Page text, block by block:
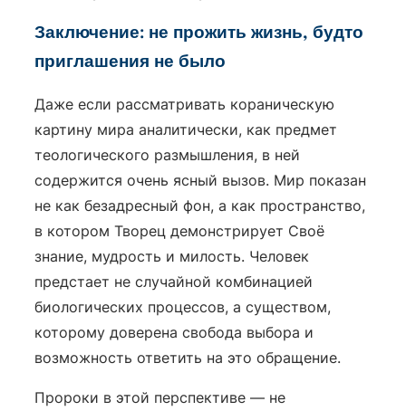
Заключение: не прожить жизнь, будто
приглашения не было
Даже если рассматривать кораническую
картину мира аналитически, как предмет
теологического размышления, в ней
содержится очень ясный вызов. Мир показан
не как безадресный фон, а как пространство,
в котором Творец демонстрирует Своё
знание, мудрость и милость. Человек
предстает не случайной комбинацией
биологических процессов, а существом,
которому доверена свобода выбора и
возможность ответить на это обращение.
Пророки в этой перспективе — не